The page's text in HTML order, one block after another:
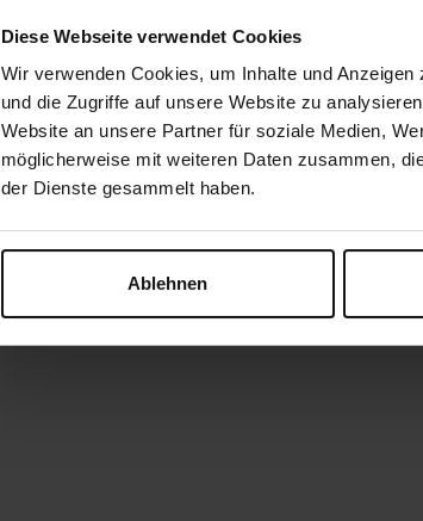
Diese Webseite verwendet Cookies
Wir verwenden Cookies, um Inhalte und
und die Zugriffe auf unsere Website zu
Website an unsere Partner für soziale Medien,
möglicherweise mit weiteren Daten zusammen,
der Dienste gesammelt haben.
Ablehnen